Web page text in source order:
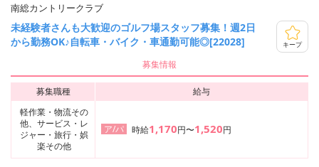
南総カントリークラブ
未経験者さんも大歓迎のゴルフ場スタッフ募集！週2日
から勤務OK♪自転車・バイク・車通勤可能◎[22028]
キープ
募集情報
募集職種
給与
軽作業・物流その
他、サービス・レ
ジャー・旅行・娯
楽その他
ア/パ 時給1,170円〜1,520円